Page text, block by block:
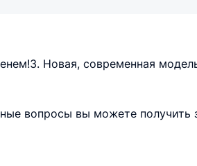
Новая, современная
вопросы вы можете получить